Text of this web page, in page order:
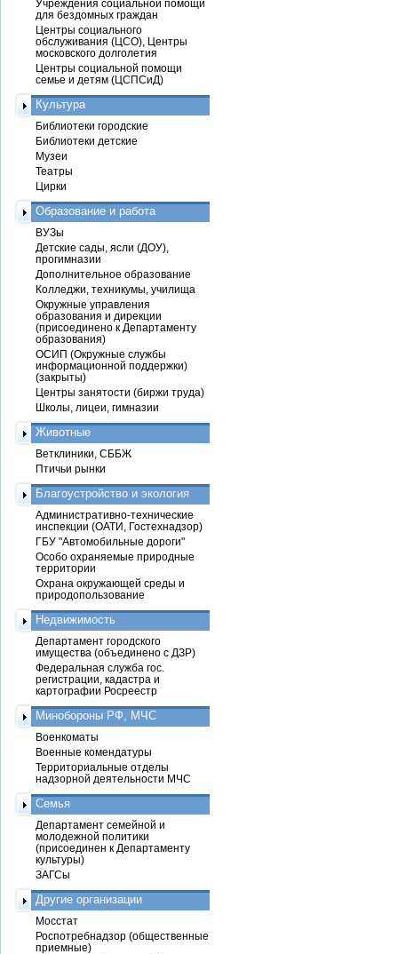
Учреждения социальной помощи
для бездомных граждан
Центры социального
обслуживания (ЦСО), Центры
московского долголетия
Центры социальной помощи
семье и детям (ЦСПСиД)
Культура
Библиотеки городские
Библиотеки детские
Музеи
Театры
Цирки
Образование и работа
ВУЗы
Детские сады, ясли (ДОУ),
прогимназии
Дополнительное образование
Колледжи, техникумы, училища
Окружные управления
образования и дирекции
(присоединено к Департаменту
образования)
ОСИП (Окружные службы
информационной поддержки)
(закрыты)
Центры занятости (биржи труда)
Школы, лицеи, гимназии
Животные
Ветклиники, СББЖ
Птичьи рынки
Благоустройство и экология
Административно-технические
инспекции (ОАТИ, Гостехнадзор)
ГБУ "Автомобильные дороги"
Особо охраняемые природные
территории
Охрана окружающей среды и
природопользование
Недвижимость
Департамент городского
имущества (объединено с ДЗР)
Федеральная служба гос.
регистрации, кадастра и
картографии Росреестр
Минобороны РФ, МЧС
Военкоматы
Военные комендатуры
Территориальные отделы
надзорной деятельности МЧС
Семья
Департамент семейной и
молодежной политики
(присоединен к Департаменту
культуры)
ЗАГСы
Другие организации
Мосстат
Роспотребнадзор (общественные
приемные)